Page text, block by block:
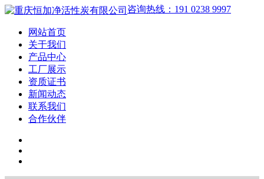
咨询热线：191 0238 9997
网站首页
关于我们
产品中心
工厂展示
资质证书
新闻动态
联系我们
合作伙伴